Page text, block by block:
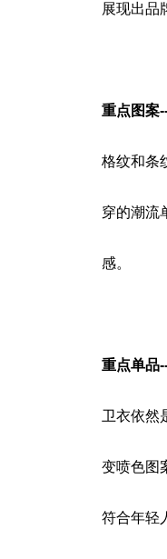
展现出品
重点图案
格纹和条
穿的潮流
感。
重点单品
卫衣依然
变喷色图
符合年轻